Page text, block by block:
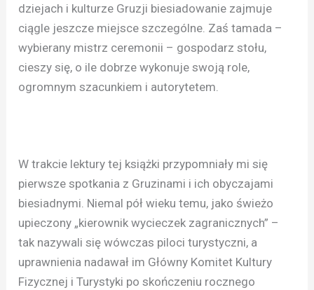
dziejach i kulturze Gruzji biesiadowanie zajmuje
ciągle jeszcze miejsce szczególne. Zaś tamada –
wybierany mistrz ceremonii – gospodarz stołu,
cieszy się, o ile dobrze wykonuje swoją role,
ogromnym szacunkiem i autorytetem.
W trakcie lektury tej książki przypomniały mi się
pierwsze spotkania z Gruzinami i ich obyczajami
biesiadnymi. Niemal pół wieku temu, jako świeżo
upieczony „kierownik wycieczek zagranicznych” –
tak nazywali się wówczas piloci turystyczni, a
uprawnienia nadawał im Główny Komitet Kultury
Fizycznej i Turystyki po skończeniu rocznego